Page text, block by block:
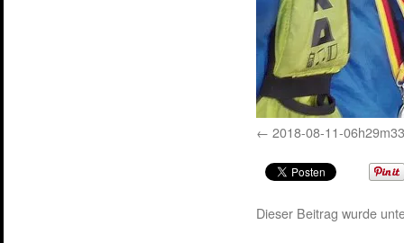
2018-08-11-
Dieser Beitrag wurde